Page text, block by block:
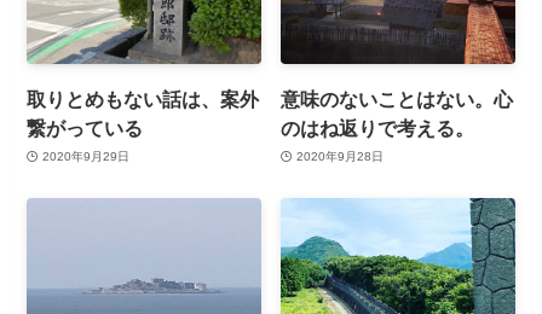
取りとめもない話は、案外
繋がっている
2020年9月29日
意味のないことはない。心
のはね返りで考える。
2020年9月28日